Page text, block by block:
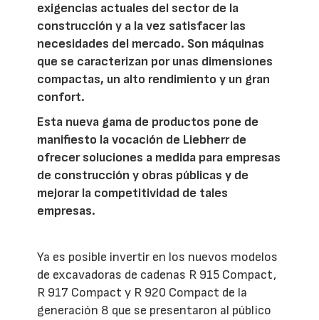
exigencias actuales del sector de la
construcción y a la vez satisfacer las
necesidades del mercado. Son máquinas
que se caracterizan por unas dimensiones
compactas, un alto rendimiento y un gran
confort.
Esta nueva gama de productos pone de
manifiesto la vocación de Liebherr de
ofrecer soluciones a medida para empresas
de construcción y obras públicas y de
mejorar la competitividad de tales
empresas.
Ya es posible invertir en los nuevos modelos
de excavadoras de cadenas R 915 Compact,
R 917 Compact y R 920 Compact de la
generación 8 que se presentaron al público